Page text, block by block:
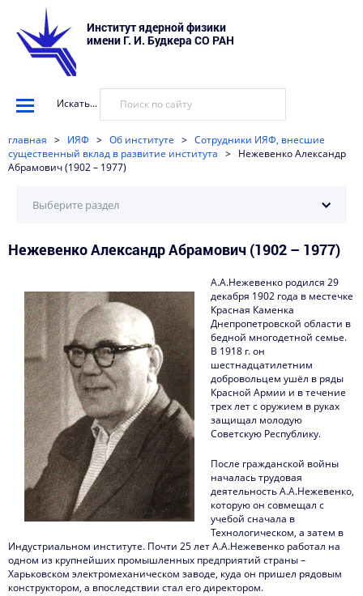
Институт ядерной физики
имени Г. И. Будкера СО РАН
Искать...
главная > ИЯФ > Об институте > Сотрудники ИЯФ, внесшие
существенный вклад в развитие института > Нежевенко Александр
Абрамович (1902 – 1977)
История ИЯФ
Сотрудники ИЯФ, внесшие существенный вклад в
развитие института
Сотрудники ИЯФ – ветераны Великой Отечественной
войны
Выберите раздел
Нежевенко Александр Абрамович (1902 – 1977)
А.А.Нежевенко родился 29
декабря 1902 года в местечке
Красная Каменка
Днепропетровской области в
бедной многодетной семье.
В 1918 г. он
шестнадцатилетним
добровольцем ушёл в ряды
Красной Армии и в течение
трех лет с оружием в руках
защищал молодую
Советскую Республику.
После гражданской войны
началась трудовая
деятельность А.А.Нежевенко,
которую он совмещал с
учебой сначала в
Технологическом, а затем в
Индустриальном институте. Почти 25 лет А.А.Нежевенко работал на
одном из крупнейших промышленных предприятий страны –
Харьковском электромеханическом заводе, куда он пришел рядовым
конструктором, а впоследствии стал его директором.